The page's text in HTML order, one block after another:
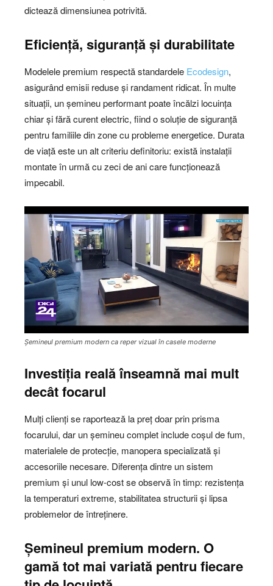
dictează dimensiunea potrivită.
Eficiență, siguranță și durabilitate
Modelele premium respectă standardele Ecodesign,
asigurând emisii reduse și randament ridicat. În multe
situații, un șemineu performant poate încălzi locuința
chiar și fără curent electric, fiind o soluție de siguranță
pentru familiile din zone cu probleme energetice. Durata
de viață este un alt criteriu definitoriu: există instalații
montate în urmă cu zeci de ani care funcționează
impecabil.
Șemineul premium modern ca reper vizual în casele moderne
Investiția reală înseamnă mai mult
decât focarul
Mulți clienți se raportează la preț doar prin prisma
focarului, dar un șemineu complet include coșul de fum,
materialele de protecție, manopera specializată și
accesoriile necesare. Diferența dintre un sistem
premium și unul low-cost se observă în timp: rezistența
la temperaturi extreme, stabilitatea structurii și lipsa
problemelor de întreținere.
Șemineul premium modern. O
gamă tot mai variată pentru fiecare